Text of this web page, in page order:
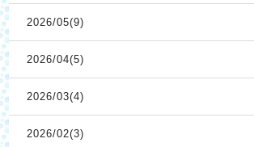
2026/05(9)
2026/04(5)
2026/03(4)
2026/02(3)